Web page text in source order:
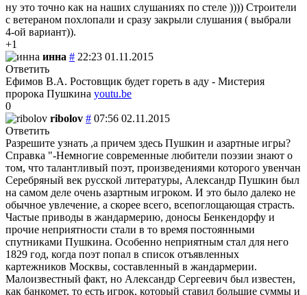
ну это точно как на наших слушаниях по стеле )))) Строители
с ветераном похлопали и сразу закрыли слушания ( выбрали
4-ой вариант)).
+1
инна # 22:23 01.11.2015
Ответить
Ефимов В.А. Ростовщик будет гореть в аду - Мистерия
пророка Пушкина youtu.be
0
ribolov # 07:56 02.11.2015
Ответить
Разрешите узнать ,а причем здесь Пушкин и азартные игры?
Справка "-Немногие современные любители поэзии знают о
том, что талантливый поэт, произведениями которого увенчан
Серебряный век русской литературы, Александр Пушкин был
на самом деле очень азартным игроком. И это было далеко не
обычное увлечение, а скорее всего, всепоглощающая страсть.
Частые приводы в жандармерию, доносы Бенкендорфу и
прочие неприятности стали в то время постоянными
спутниками Пушкина. Особенно неприятным стал для него
1829 год, когда поэт попал в список отъявленных
картежников Москвы, составленный в жандармерии.
Малоизвестный факт, но Александр Сергеевич был известен,
как банкомет, то есть игрок, который ставил большие суммы и